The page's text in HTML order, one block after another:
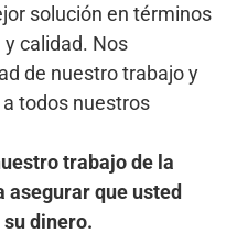
solución en términos
calidad. Nos
de nuestro trabajo y
todos nuestros
trabajo de la
que usted
dinero.